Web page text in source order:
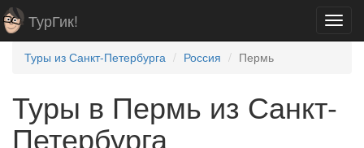
ТурГик!
Туры из Санкт-Петербурга Россия Пермь
Туры в Пермь из Санкт-
Петербурга